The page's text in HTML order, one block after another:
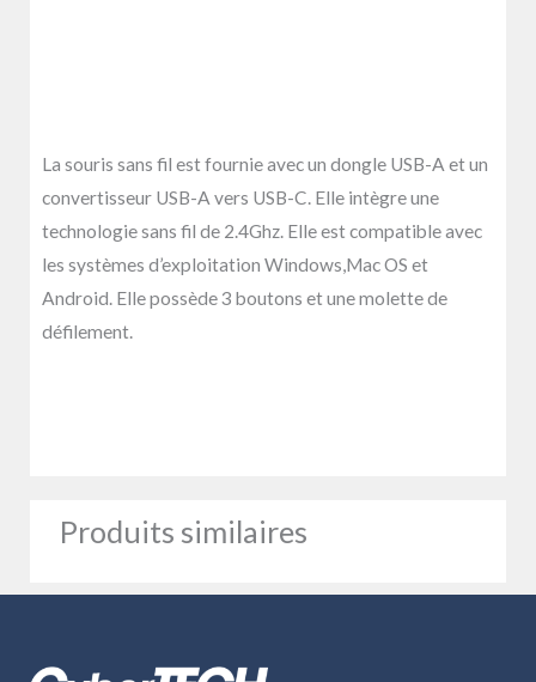
La souris sans fil est fournie avec un dongle USB-A et un
convertisseur USB-A vers USB-C. Elle intègre une
technologie sans fil de 2.4Ghz. Elle est compatible avec
les systèmes d’exploitation Windows,Mac OS et
Android. Elle possède 3 boutons et une molette de
défilement.
Produits similaires